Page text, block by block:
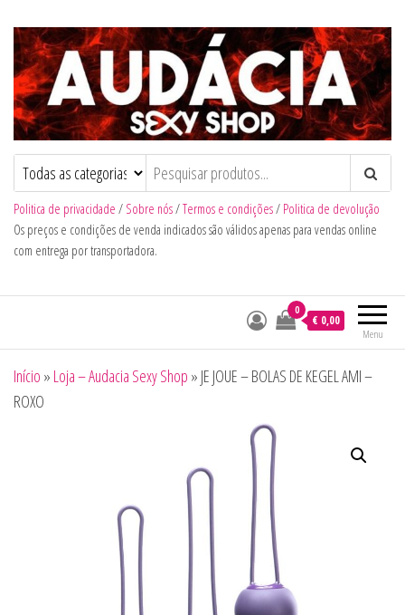
Audacia Sexy Shop
Politica de privacidade / Sobre nós/Termos e condições/ Politica de devolução
Os preços e condições de venda indicados são válidos apenas para vendas online
com entrega por transportadora.
Menu
0
€ 0,00
Início » Loja – Audacia Sexy Shop » JE JOUE – BOLAS DE KEGEL AMI –
ROXO